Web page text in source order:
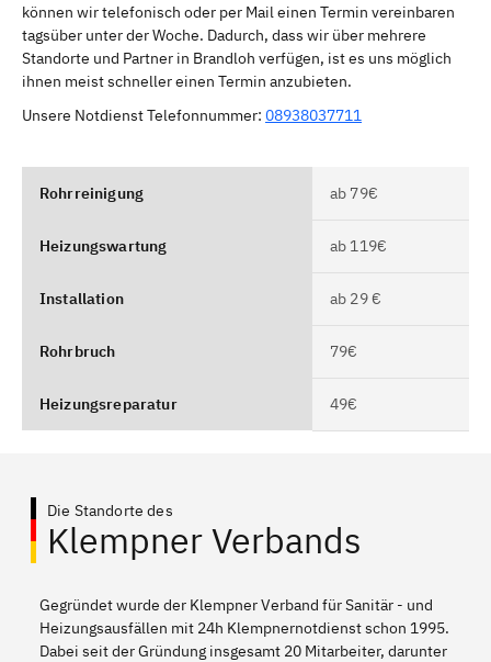
können wir telefonisch oder per Mail einen Termin vereinbaren
tagsüber unter der Woche. Dadurch, dass wir über mehrere
Standorte und Partner in Brandloh verfügen, ist es uns möglich
ihnen meist schneller einen Termin anzubieten.
Unsere Notdienst Telefonnummer: 08938037711
Rohrreinigung ab 79€
Heizungswartung ab 119€
Installation ab 29 €
Rohrbruch 79€
Heizungsreparatur 49€
Die Standorte des
Klempner Verbands
Gegründet wurde der Klempner Verband für Sanitär - und
Heizungsausfällen mit 24h Klempnernotdienst schon 1995.
Dabei seit der Gründung insgesamt 20 Mitarbeiter, darunter